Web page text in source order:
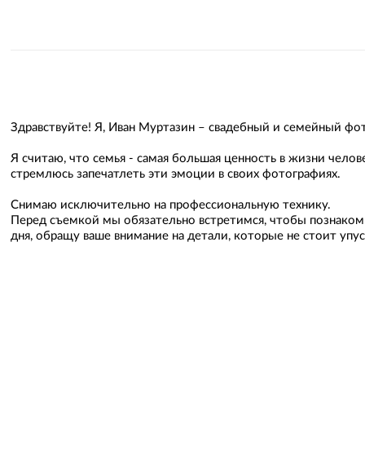
Здравствуйте! Я, Иван Муртазин – свадебный и семейный
Я считаю, что семья - самая большая ценность в жизни
стремлюсь запечатлеть эти эмоции в своих фотографиях.
Снимаю исключительно на профессиональную технику.
Перед съемкой мы обязательно встретимся, чтобы
дня, обращу ваше внимание на детали, которые не стоит